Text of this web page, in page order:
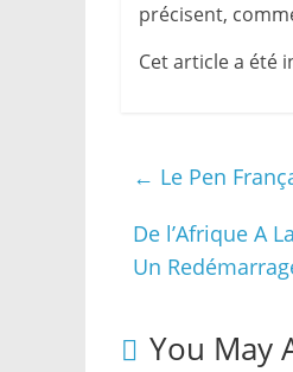
précisent,
Cet article a été
← Le Pen
De l’Afrique A
Un
You May